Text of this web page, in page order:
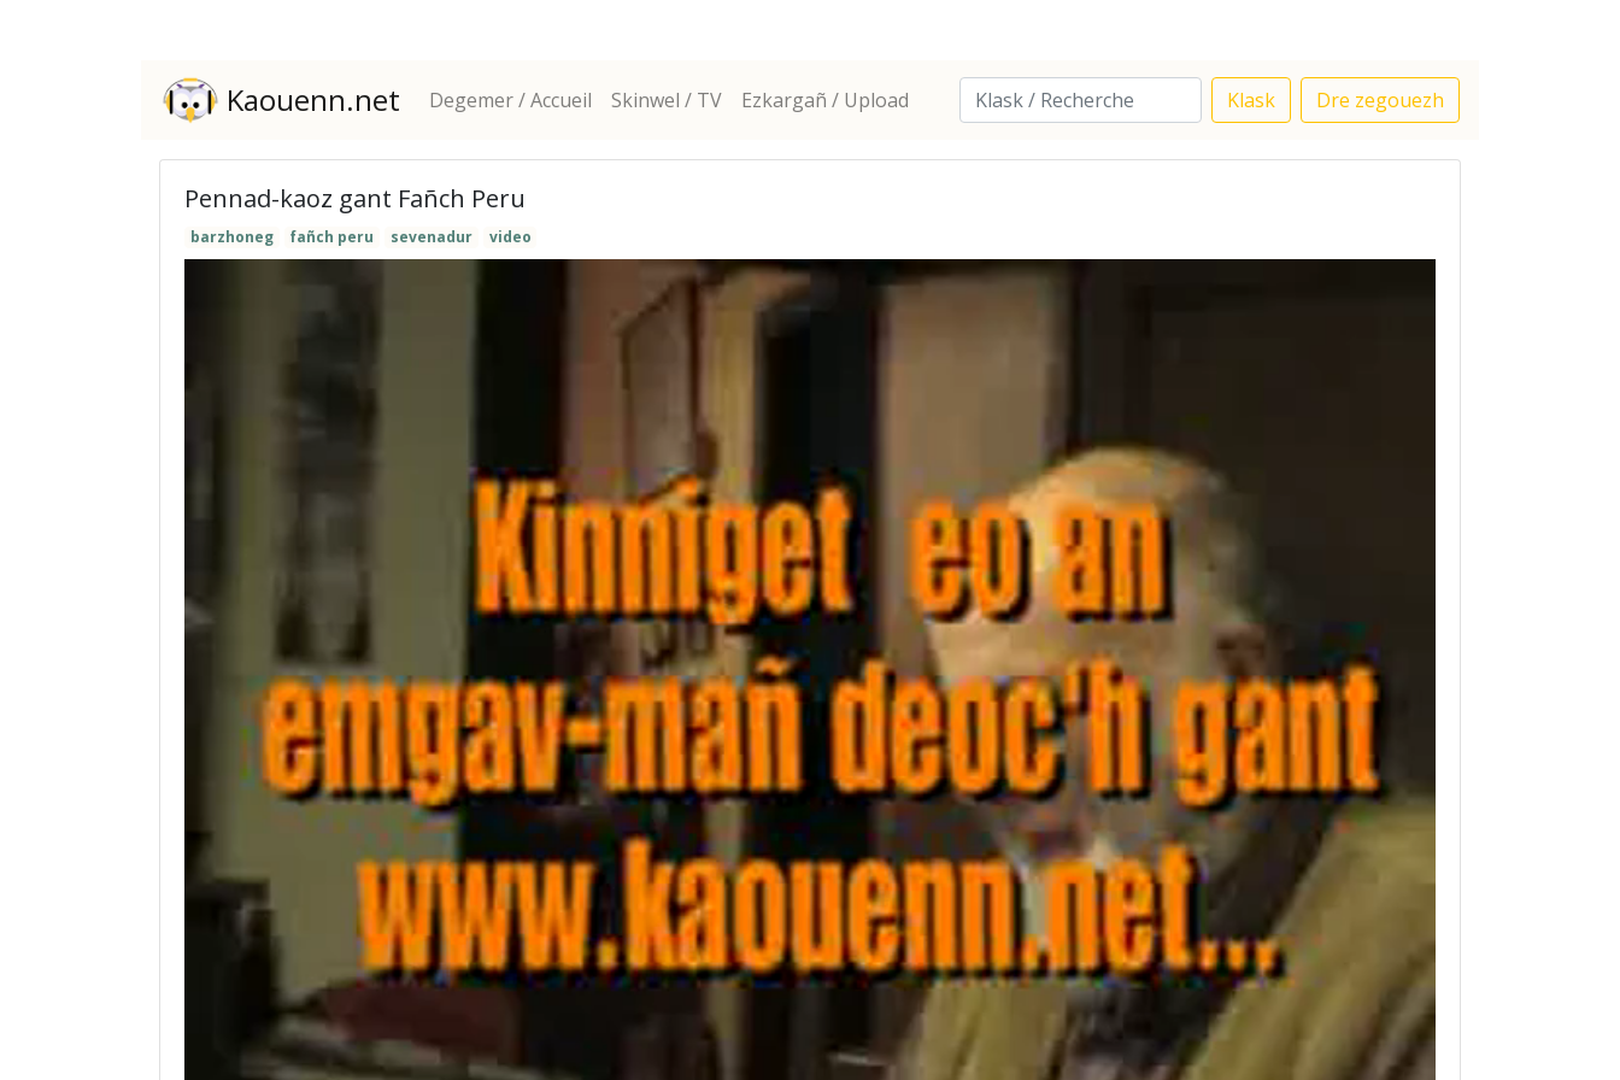
Kaouenn.net Degemer / Accueil Skinwel / TV Ezkargañ / Upload Klask Dre zegouezh
Pennad-kaoz gant Fañch Peru
barzhoneg fañch peru sevenadur video